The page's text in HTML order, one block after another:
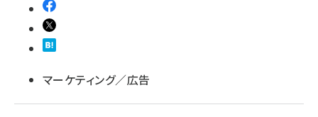
マーケティング／広告